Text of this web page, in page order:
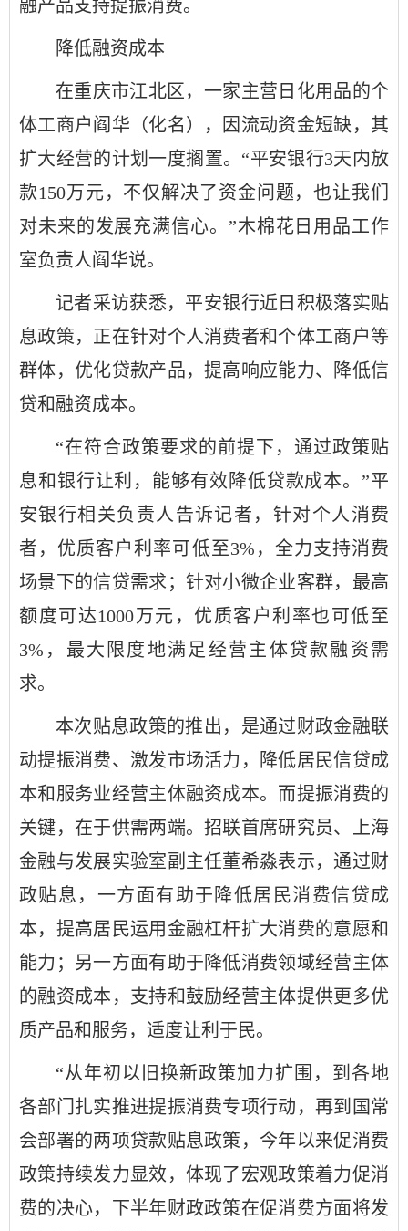
融产品支持提振消费。
降低融资成本
在重庆市江北区，一家主营日化用品的个
体工商户阎华（化名），因流动资金短缺，其
扩大经营的计划一度搁置。“平安银行3天内放
款150万元，不仅解决了资金问题，也让我们
对未来的发展充满信心。”木棉花日用品工作
室负责人阎华说。
记者采访获悉，平安银行近日积极落实贴
息政策，正在针对个人消费者和个体工商户等
群体，优化贷款产品，提高响应能力、降低信
贷和融资成本。
“在符合政策要求的前提下，通过政策贴
息和银行让利，能够有效降低贷款成本。”平
安银行相关负责人告诉记者，针对个人消费
者，优质客户利率可低至3%，全力支持消费
场景下的信贷需求；针对小微企业客群，最高
额度可达1000万元，优质客户利率也可低至
3%，最大限度地满足经营主体贷款融资需
求。
本次贴息政策的推出，是通过财政金融联
动提振消费、激发市场活力，降低居民信贷成
本和服务业经营主体融资成本。而提振消费的
关键，在于供需两端。招联首席研究员、上海
金融与发展实验室副主任董希淼表示，通过财
政贴息，一方面有助于降低居民消费信贷成
本，提高居民运用金融杠杆扩大消费的意愿和
能力；另一方面有助于降低消费领域经营主体
的融资成本，支持和鼓励经营主体提供更多优
质产品和服务，适度让利于民。
“从年初以旧换新政策加力扩围，到各地
各部门扎实推进提振消费专项行动，再到国常
会部署的两项贷款贴息政策，今年以来促消费
政策持续发力显效，体现了宏观政策着力促消
费的决心，下半年财政政策在促消费方面将发